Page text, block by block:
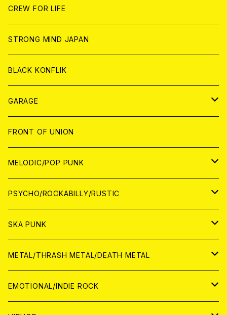
ANALOG
ANALOG
CD
ANALOG
CD
ANALOG
WORLD
CD
ANALOG
JAPAN
CD
ANALOG
WORLD
CD
ANALOG
CREW FOR LIFE
STRONG MIND JAPAN
BLACK KONFLIK
GARAGE
JAPAN
アナログ
CD
WORLD
アナログ
CD
FRONT OF UNION
MELODIC/POP PUNK
JAPAN
CD
ANALOG
WORLD
CD
ANALOG
PSYCHO/ROCKABILLY/RUSTIC
JAPAN
CD
ANALOG
WORLD
CD
ANALOG
SKA PUNK
JAPAN
CD
ANALOG
WORLD
METAL/THRASH METAL/DEATH METAL
JAPAN
EMOTIONAL/INDIE ROCK